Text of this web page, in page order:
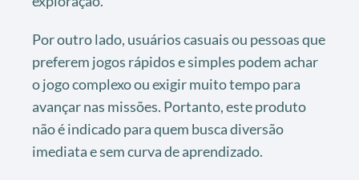
Por outro lado, usuários casuais ou pessoas que
preferem jogos rápidos e simples podem achar
o jogo complexo ou exigir muito tempo para
avançar nas missões. Portanto, este produto
não é indicado para quem busca diversão
imediata e sem curva de aprendizado.